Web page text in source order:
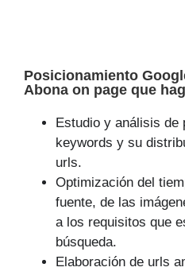
Posicionamiento
Abona on page que
Estudio y análisis de
keywords y su
urls.
Optimización del
fuente, de las
a los requisitos que
búsqueda.
Elaboración de urls